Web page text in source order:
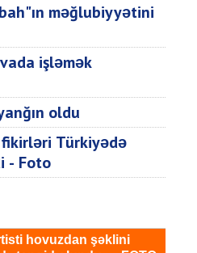
məğlubiyyətini
işləmək
oldu
fikirləri Türkiyədə
- Foto